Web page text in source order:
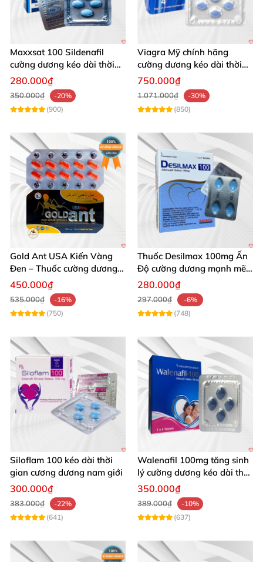
thể lựcvà cơ bắp một cách hiệu quả. Một đêm 4
phát là bình thường.
Maxxsat 100 Sildenafil
cường dương kéo dài thời
gian cho nam
280.000₫
350.000₫
-20%
(900)
Viagra Mỹ chính hãng
cường dương kéo dài thời
gian nhập khẩu
750.000₫
1.071.000₫
-30%
(850)
Gold Ant USA Kiến Vàng
Đen – Thuốc cường dương
tăng sinh lý nam mạnh
450.000₫
535.000₫
-16%
(750)
Thuốc Desilmax 100mg Ấn
Độ cường dương mạnh mẽ
tăng sinh lý phái mạnh
280.000₫
297.000₫
-6%
(748)
Siloflam 100 kéo dài thời
gian cương dương nam giới
300.000₫
383.000₫
-22%
(641)
Walenafil 100mg tăng sinh
lý cường dương kéo dài thời
gian
350.000₫
389.000₫
-10%
(637)